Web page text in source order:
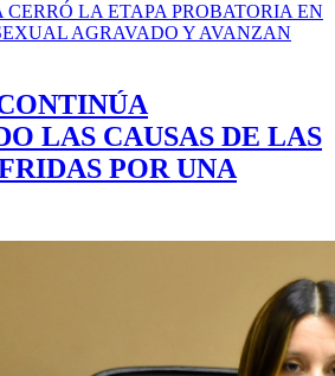
CERRÓ LA ETAPA PROBATORIA EN
AGRAVADO Y AVANZAN
LAS CAUSAS DE LAS
POR UNA